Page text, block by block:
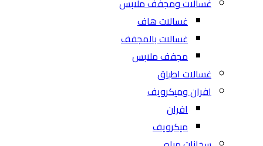
غسالات ومجفف ملابس
غسالات هاف
غسالات بالمجفف
مجفف ملابس
غسالات اطباق
افران وميكرويف
افران
ميكرويف